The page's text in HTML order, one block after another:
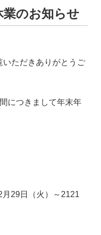
業のお知らせ
ただきありがとうご
につきまして年末年
月29日（火）～2121